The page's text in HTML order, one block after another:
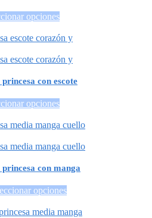
opciones
con escote
opciones
con manga
opciones